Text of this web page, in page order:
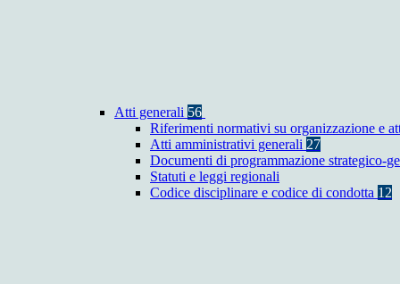
Atti generali 56
Riferimenti normativi su organizzazione e
Atti amministrativi generali 27
Documenti di programmazione strategico-
Statuti e leggi regionali
Codice disciplinare e codice di condotta 12